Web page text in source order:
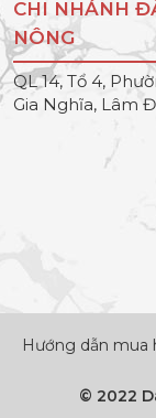
CHI NHÁNH
NÔNG
QL 14, Tổ 4,
Gia Nghĩa, Lâm
Hướng dẫn mua
© 2022